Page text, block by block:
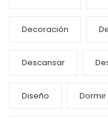
Decoración
Descansar
Diseño Dormir